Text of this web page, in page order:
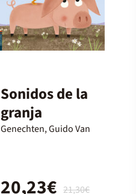
Sonidos de la
granja
Genechten, Guido Van
21,30€
20,23€